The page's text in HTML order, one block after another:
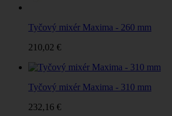
Tyčový mixér Maxima - 260 mm
210,02 €
Tyčový mixér Maxima - 310 mm
232,16 €